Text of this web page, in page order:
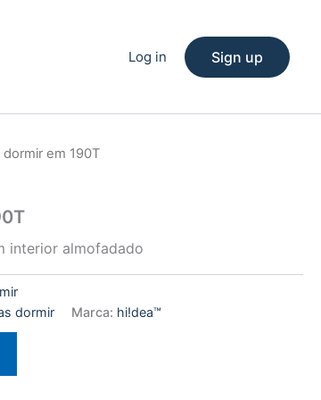
Log in Sign up
em 190T
interior almofadado
dormir Marca: hi!dea™